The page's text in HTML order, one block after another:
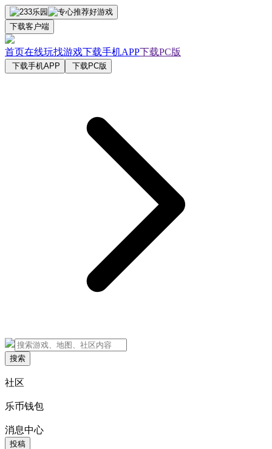
下载客户端
首页在线玩找游戏下载手机APP下载PC版
下载手机APP 下载PC版
搜索
社区
乐币钱包
消息中心
投稿